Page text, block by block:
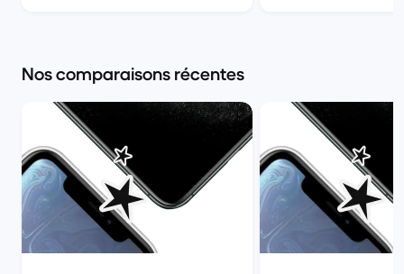
Nos comparaisons récentes